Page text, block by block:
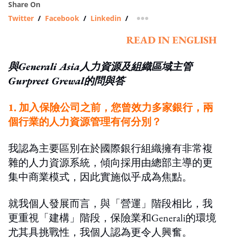
Share On
Twitter / Facebook / Linkedin / more sharing option
READ IN ENGLISH
與Generali Asia人力資源及組織區域主管
Gurpreet Grewal的問與答
1. 加入保險公司之前，您曾效力多家銀行，兩
個行業的人力資源管理有何分別？
我認為主要區別在於國際銀行組織擁有非常複
雜的人力資源系統，傾向採用由總部主導的更
集中商業模式，因此實施似乎成為焦點。
就我個人發展而言，與「營運」階段相比，我
更重視「建構」階段，保險業和Generali的環境
尤其具挑戰性，我個人認為更令人興奮。